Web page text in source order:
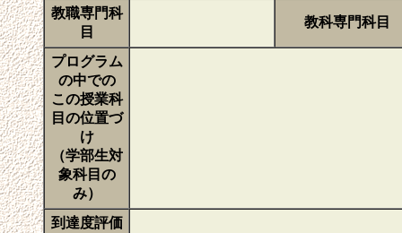
教職専門科
目
教科専門科目
プログラム
の中での
この授業科
目の位置づ
け
（学部生対
象科目の
み）
到達度評価